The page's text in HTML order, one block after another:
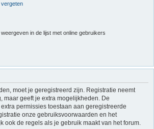
vergeten
in de lijst met online gebruikers
moet je geregistreerd zijn. Registratie neemt
maar geeft je extra mogelijkheden. De
permissies toestaan aan geregistreerde
onze gebruiksvoorwaarden en het
ook de regels als je gebruik maakt van het forum.